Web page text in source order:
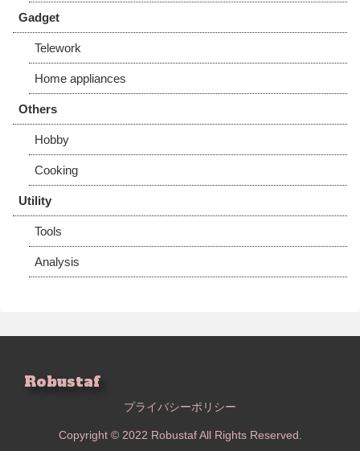
Gadget
Telework
Home appliances
Others
Hobby
Cooking
Utility
Tools
Analysis
Robustaf
プライバシーポリシー
Copyright © 2022 Robustaf All Rights Reserved.